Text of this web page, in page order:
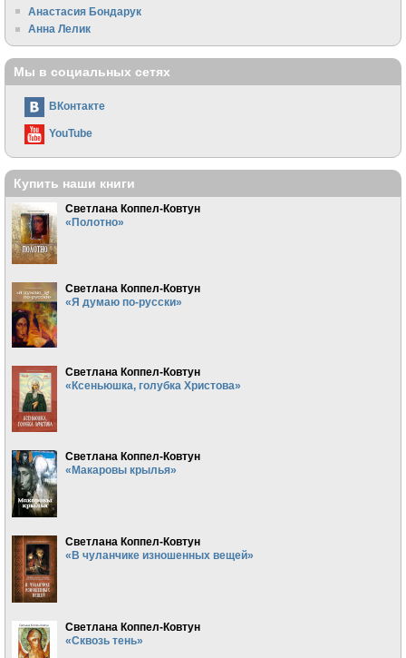
Анастасия Бондарук
Анна Лелик
Мы в социальных сетях
ВКонтакте
YouTube
Купить наши книги
Светлана Коппел-Ковтун
«Полотно»
Светлана Коппел-Ковтун
«Я думаю по-русски»
Светлана Коппел-Ковтун
«Ксеньюшка, голубка Христова»
Светлана Коппел-Ковтун
«Макаровы крылья»
Светлана Коппел-Ковтун
«В чуланчике изношенных вещей»
Светлана Коппел-Ковтун
«Сквозь тень»